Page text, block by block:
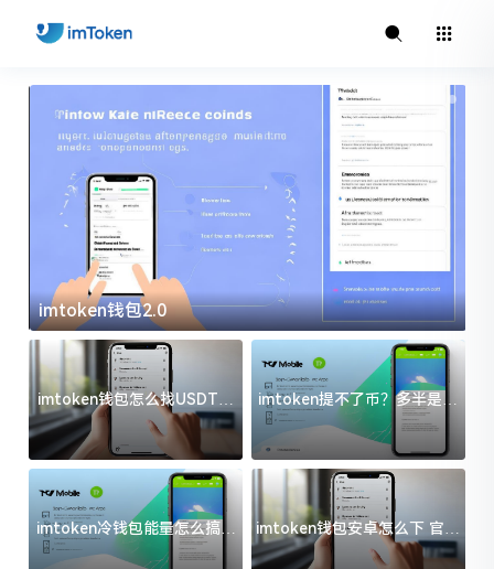
imtoken钱包2.0
imtoken钱包怎么找USDT地
址？三步搞定不踩坑
imtoken提不了币？多半是这
几件事没处理好
imtoken冷钱包能量怎么搞？
过来人告诉你门道
imtoken钱包安卓怎么下 官方
渠道避坑指南